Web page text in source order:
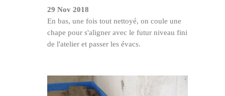
29 Nov 2018
En bas, une fois tout nettoyé, on coule une
chape pour s'aligner avec le futur niveau fini
de l'atelier et passer les évacs.